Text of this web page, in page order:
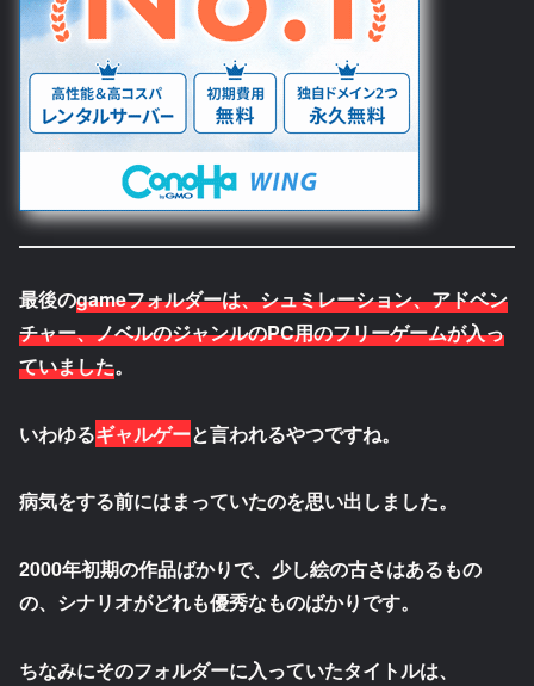
最後のgameフォルダーは、シュミレーション、アドベン
チャー、ノベルのジャンルのPC用のフリーゲームが入っ
ていました。
いわゆるギャルゲーと言われるやつですね。
病気をする前にはまっていたのを思い出しました。
2000年初期の作品ばかりで、少し絵の古さはあるもの
の、シナリオがどれも優秀なものばかりです。
ちなみにそのフォルダーに入っていたタイトルは、